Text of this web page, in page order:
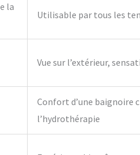
la
Utilisable par tous les
Vue sur l’extérieur,
Confort d’une baignoire
l’hydrothérapie